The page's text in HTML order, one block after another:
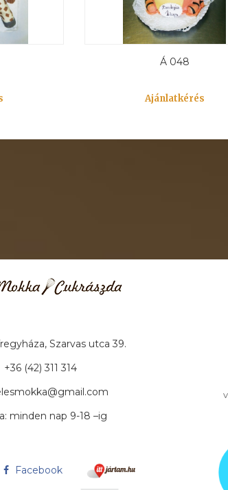
Á 048
Ajánlatkérés
Szarvas utca 39.
+36 (42) 311 314
minden nap 9-18 –ig
Facebook